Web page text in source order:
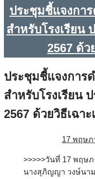
ประชุมชี้แจงกา
สำหรับโรงเรียน
2567 ด้ว
ประชุมชี้แจงการ
สำหรับโรงเรียน
2567 ด้วยวิธีเฉาะ
17 พฤษภ
>>>>>วันที่ 17 พฤษ
นางสุภิญญา วงษ์นา